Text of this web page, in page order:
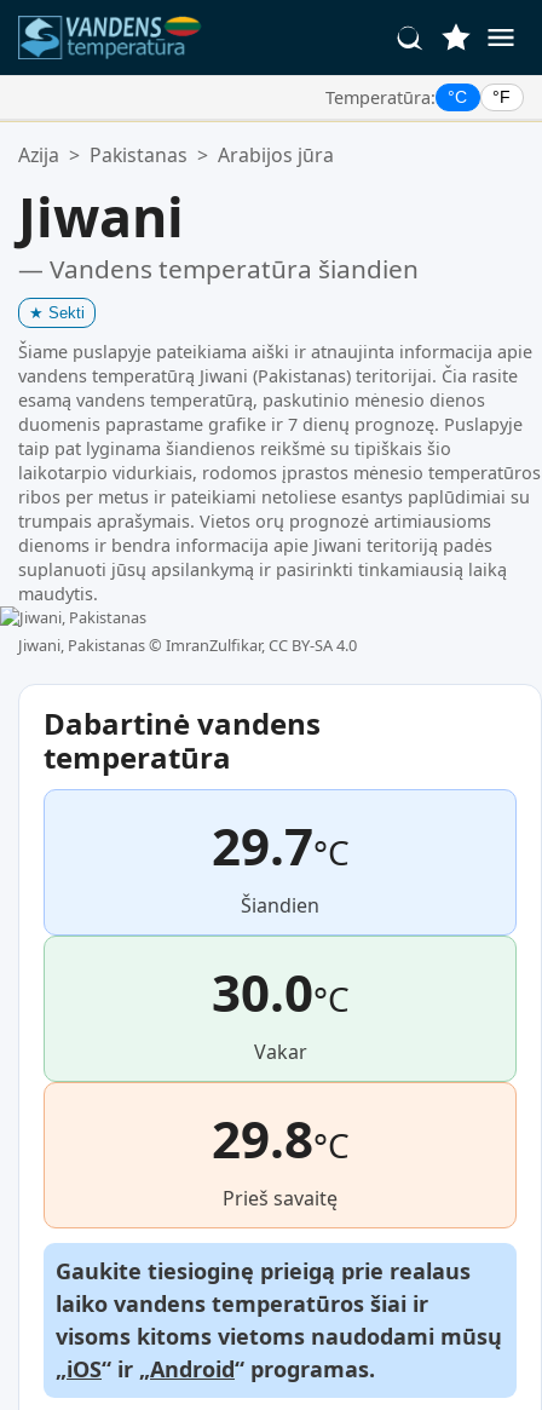
Temperatūra: °C °F
Jūsų Mėgstamiausios Vietos:
Azija > Pakistanas > Arabijos jūra
Jiwani
— Vandens temperatūra šiandien
★ Sekti
Šiame puslapyje pateikiama aiški ir atnaujinta informacija apie
vandens temperatūrą Jiwani (Pakistanas) teritorijai. Čia rasite
esamą vandens temperatūrą, paskutinio mėnesio dienos
duomenis paprastame grafike ir 7 dienų prognozę. Puslapyje
taip pat lyginama šiandienos reikšmė su tipiškais šio
laikotarpio vidurkiais, rodomos įprastos mėnesio temperatūros
ribos per metus ir pateikiami netoliese esantys paplūdimiai su
trumpais aprašymais. Vietos orų prognozė artimiausioms
dienoms ir bendra informacija apie Jiwani teritoriją padės
suplanuoti jūsų apsilankymą ir pasirinkti tinkamiausią laiką
maudytis.
Jiwani, Pakistanas © ImranZulfikar, CC BY-SA 4.0
Dabartinė vandens
temperatūra
29.7°C
Šiandien
30.0°C
Vakar
29.8°C
Prieš savaitę
Gaukite tiesioginę prieigą prie realaus
laiko vandens temperatūros šiai ir
visoms kitoms vietoms naudodami mūsų
„iOS“ ir „Android“ programas.